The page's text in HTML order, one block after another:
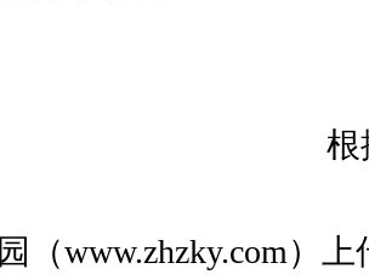
根
（www.zhzky.com）上